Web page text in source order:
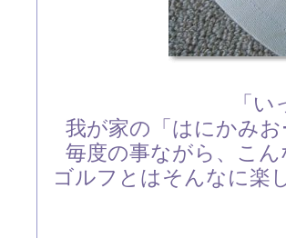
「
我が家の「はにかみ
毎度の事ながら、こ
ゴルフとはそんなに